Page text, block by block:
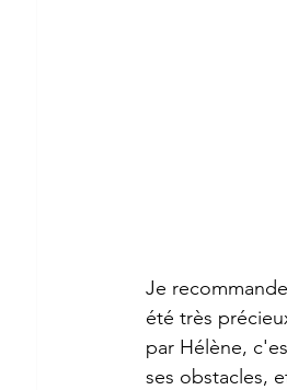
Je
été très
par Hélène,
ses obstacles,